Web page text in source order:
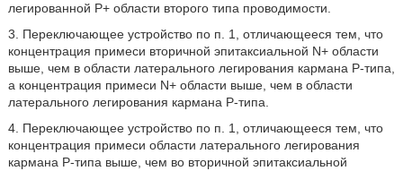
легированной Р+ области второго типа проводимости.
3. Переключающее устройство по п. 1, отличающееся тем, что
концентрация примеси вторичной эпитаксиальной N+ области
выше, чем в области латерального легирования кармана Р-типа,
а концентрация примеси N+ области выше, чем в области
латерального легирования кармана Р-типа.
4. Переключающее устройство по п. 1, отличающееся тем, что
концентрация примеси области латерального легирования
кармана Р-типа выше, чем во вторичной эпитаксиальной